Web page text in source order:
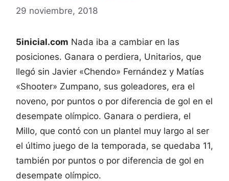
29 noviembre, 2018
5inicial.com Nada iba a cambiar en las
posiciones. Ganara o perdiera, Unitarios, que
llegó sin Javier «Chendo» Fernández y Matías
«Shooter» Zumpano, sus goleadores, era el
noveno, por puntos o por diferencia de gol en el
desempate olímpico. Ganara o perdiera, el
Millo, que contó con un plantel muy largo al ser
el último juego de la temporada, se quedaba 11,
también por puntos o por diferencia de gol en
desempate olímpico.